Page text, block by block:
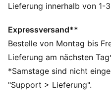
Einzigartige Schale aus
Kompressionsstulpe mit
sicheren Sitz und optimale
Leichte EVA-Rückseite mit
Verstärkter
Einsatz für verbesserte
Lieferung innerhalb von 1-
Expressversand**
Bestelle von Montag bis
Lieferung am nächsten
*Samstage sind nicht
"Support > Lieferung".